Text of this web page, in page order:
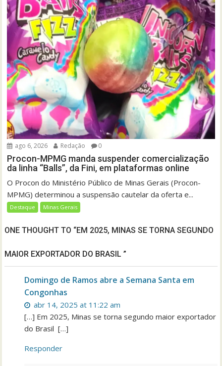
ago 6, 2026 Redação 0
Procon-MPMG manda suspender comercialização
da linha “Balls”, da Fini, em plataformas online
O Procon do Ministério Público de Minas Gerais (Procon-
MPMG) determinou a suspensão cautelar da oferta e...
Destaque Minas Gerais
ONE THOUGHT TO “EM 2025, MINAS SE TORNA SEGUNDO
MAIOR EXPORTADOR DO BRASIL ”
Domingo de Ramos abre a Semana Santa em
Congonhas
abr 14, 2025 at 11:22 am
[…] Em 2025, Minas se torna segundo maior exportador
do Brasil […]
Responder